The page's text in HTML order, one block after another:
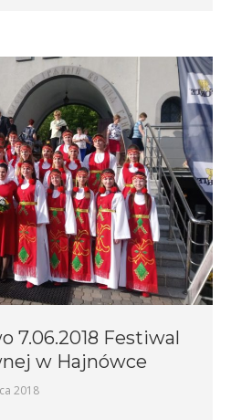
7.06.2018 Festiwal
w Hajnówce
2018